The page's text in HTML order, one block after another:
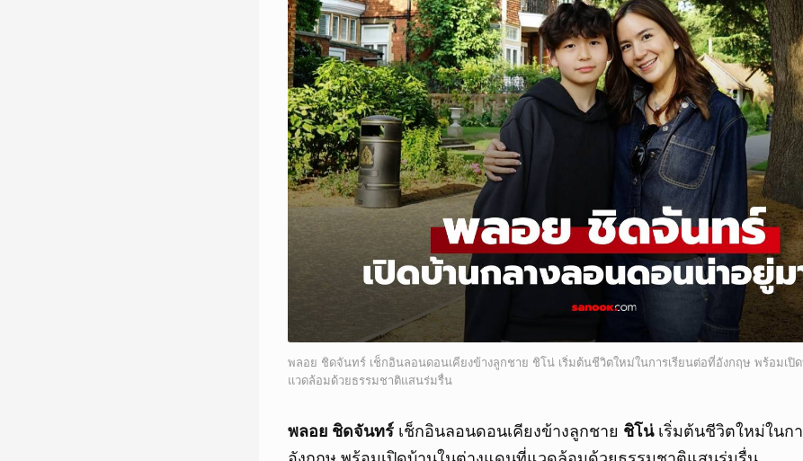
พลอย ชิดจันทร์ เช็กอินลอนดอนเคียงข้างลูกชาย ชิโน่ เริ่มต้นชีวิตใหม่ในการเรียนต่อที่อังกฤษ พร้อมเปิ
แวดล้อมด้วยธรรมชาติแสนร่มรื่น
พลอย ชิดจันทร์ เช็กอินลอนดอนเคียงข้างลูกชาย ชิโน่เริ่มต้นชีวิตใหม่ในก